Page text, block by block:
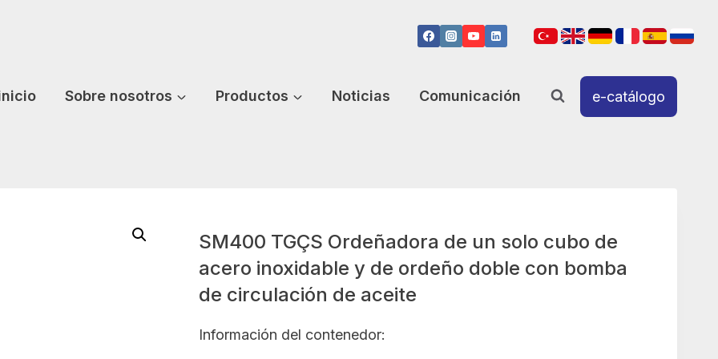
Sobre nosotros Productos Noticias Comunicación e-catálogo
SM400 TGÇS Ordeñadora de un solo cubo de
acero inoxidable y de ordeño doble con bomba
de circulación de aceite
Información del contenedor: